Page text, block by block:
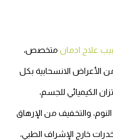
علاج ادمان متخصص،
الأعراض الانسحابية بكل
الكيميائي للجسم،
والتخفيف من الإرهاق
خارج الإشراف الطبي،